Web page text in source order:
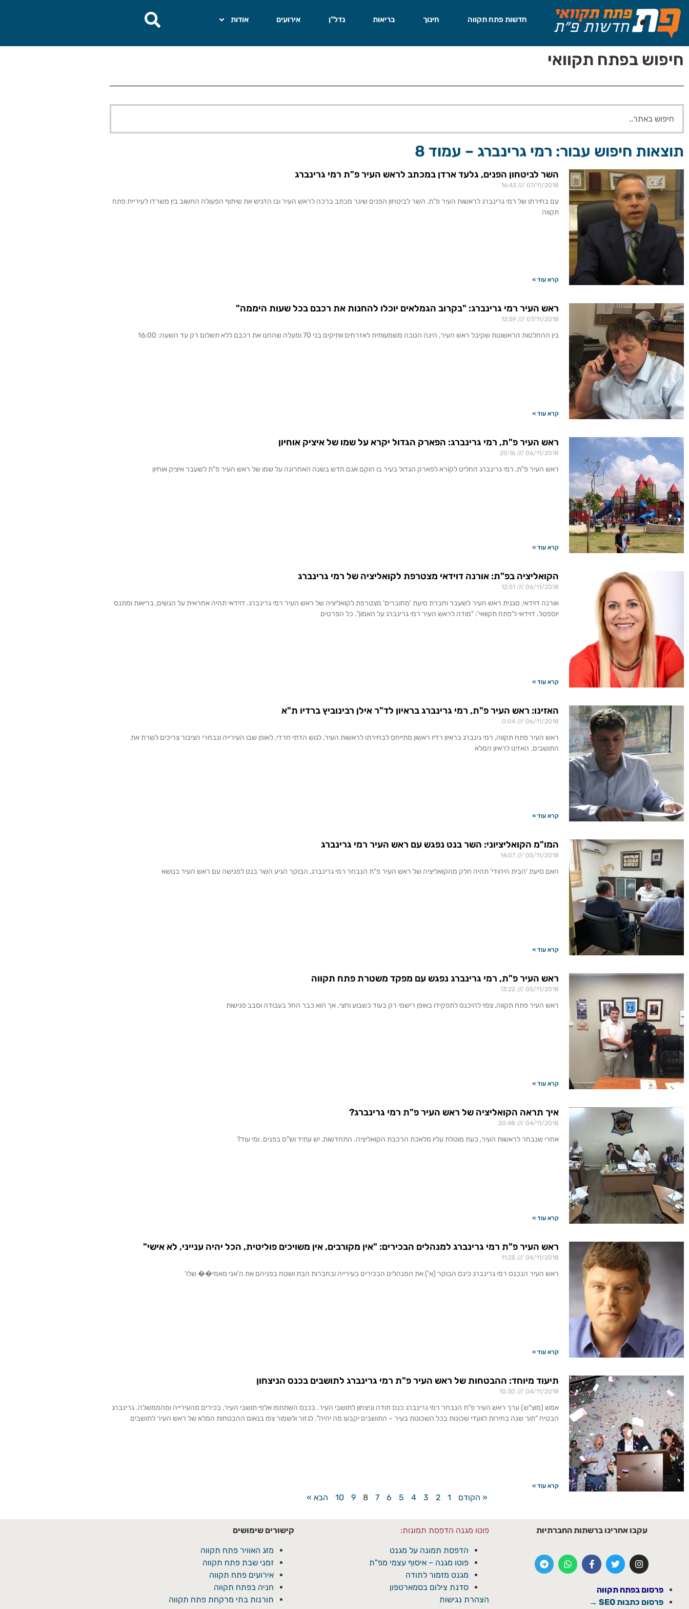
חדשות פתח תקווה חינוך בריאות נדל"ן אירועים אודות
חיפוש בפתח תקוואי
תוצאות חיפוש עבור: רמי גרינברג – עמוד 8
השר לביטחון הפנים, גלעד ארדן במכתב לראש העיר פ"ת רמי גרינברג
07/11/2018
עם בחירתו של רמי גרינברג לראשות העיר פ"ת, השר לביטחון הפנים שיגר מכתב ברכה לראש העיר ובו הדגיש את שיתוף הפעולה החשוב בין משרדו לעיריית פתח
תקווה
קרא עוד »
ראש העיר רמי גרינברג: "בקרוב הגמלאים יוכלו להחנות את רכבם בכל שעות היממה"
07/11/2018
בין ההחלטות הראשונות שקיבל ראש העיר, הינה הטבה משמעותית לאזרחים וותיקים בני 70 ומעלה שהחנו את רכבם ללא תשלום רק עד השעה: 16:00
קרא עוד »
ראש העיר פ"ת, רמי גרינברג: הפארק הגדול יקרא על שמו של איציק אוחיון
06/11/2018
ראש העיר פ"ת, רמי גרינברג החליט לקורא לפארק הגדול בעיר בו הוקם אגם חדש בשנה האחרונה על שמו של ראש העיר פ"ת לשעבר איציק אוחיון
קרא עוד »
הקואליציה בפ"ת: אורנה דוידאי מצטרפת לקואליציה של רמי גרינברג
06/11/2018
אורנה דוידאי, סגנית ראש העיר לשעבר וחברת סיעת 'מחוברים' מצטרפת לקואליציה של ראש העיר רמי גרינברג. דוידאי תהיה אחראית על הנשים, בריאות ומתנס
יוספטל. דוידאי ל'פתח תקוואי': "מודה לראש העיר רמי גרינברג על האמון". כל הפרטים
קרא עוד »
האזינו: ראש העיר פ"ת, רמי גרינברג בראיון לד"ר אילן רבינוביץ ברדיו ת"א
06/11/2018
ראש העיר פתח תקווה, רמי גינברג בראיון רדיו ראשון מתייחס לבחירתו לראשות העיר, לגוש הדתי חרדי, לאופן שבו העירייה ונבחרי הציבור צריכים לשרת את
התושבים. האזינו לראיון המלא
קרא עוד »
המו"מ הקואליציוני: השר בנט נפגש עם ראש העיר רמי גרינברג
05/11/2018
האם סיעת 'הבית היהודי' תהיה חלק מהקואליציה של ראש העיר פ"ת הנבחר רמי גרינברג, הבוקר הגיע השר בנט לפגישה עם ראש העיר בנושא
קרא עוד »
ראש העיר פ"ת, רמי גרינברג נפגש עם מפקד משטרת פתח תקווה
05/11/2018
ראש העיר פתח תקווה, צפוי להיכנס לתפקידו באופן רישמי רק בעוד כשבוע וחצי. אך הוא כבר החל בעבודה וסבב פגישות
קרא עוד »
איך תראה הקואליציה של ראש העיר פ"ת רמי גרינברג?
04/11/2018
אחרי שנבחר לראשות העיר, כעת מוטלת עליו מלאכת הרכבת הקואליציה. התחדשות, יש עתיד וש"ס בפנים. ומי עוד?
קרא עוד »
ראש העיר פ"ת רמי גרינברג למנהלים הבכירים: "אין מקורבים, אין משויכים פוליטית, הכל יהיה ענייני, לא אישי"
04/11/2018
ראש העיר הנכנס רמי גרינברג כינס הבוקר (א') את המנהלים הבכירים בעירייה ובחברות הבת ושטח בפניהם את ה'אני מאמי�� שלו'
קרא עוד »
תיעוד מיוחד: ההבטחות של ראש העיר פ"ת רמי גרינברג לתושבים בכנס הניצחון
04/11/2018
אמש (מוצ"ש) ערך ראש העיר פ"ת הנבחר רמי גרינברג כנס תודה וניצחון לתושבי העיר. בכנס השתתפו אלפי תושבי העיר, בכירים מהעירייה ומהממשלה. גרינברג
הבטיח "תוך שנה בחירות לוועדי שכונות בכל השכונות בעיר – התושבים יקבעו מה יהיה". לגזור ולשמור צפו בנאום ההבטחות המלא של ראש העיר לתושבים
קרא עוד »
« הקודם 1
2
3
4
5
6
7
8
9
10 הבא »
עקבו אחרינו ברשתות החברתיות
פרסום בפתח תקווה
פרסום כתבות SEO →
פוטו מגנה הדפסת תמונות:
הדפסת תמונה על מגנט
פוטו מגנה – איסוף עצמי מפ"ת
מגנט מזמור לתודה
סדנת צילום בסמארטפון
הצהרת נגישות
קישורים שימושים
מזג האוויר פתח תקווה
זמני שבת פתח תקווה
אירועים פתח תקווה
חניה בפתח תקווה
תורנות בתי מרקחת פתח תקווה